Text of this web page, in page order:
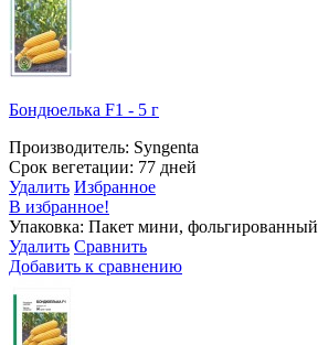
Бондюелька F1 - 5 г
Производитель: Syngenta
Срок вегетации: 77 дней
Удалить Избранное
В избранное!
Упаковка: Пакет мини, фольгированный
Удалить Сравнить
Добавить к сравнению